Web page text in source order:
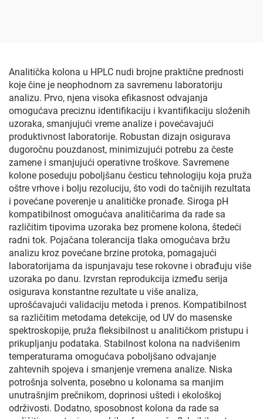
Analitička kolona u HPLC nudi brojne praktične prednosti
koje čine je neophodnom za savremenu laboratoriju
analizu. Prvo, njena visoka efikasnost odvajanja
omogućava preciznu identifikaciju i kvantifikaciju složenih
uzoraka, smanjujući vreme analize i povećavajući
produktivnost laboratorije. Robustan dizajn osigurava
dugoročnu pouzdanost, minimizujući potrebu za česte
zamene i smanjujući operativne troškove. Savremene
kolone poseduju poboljšanu česticu tehnologiju koja pruža
oštre vrhove i bolju rezoluciju, što vodi do tačnijih rezultata
i povećane poverenje u analitičke pronađe. Siroga pH
kompatibilnost omogućava analitičarima da rade sa
različitim tipovima uzoraka bez promene kolona, štedeći
radni tok. Pojačana tolerancija tlaka omogućava bržu
analizu kroz povećane brzine protoka, pomagajući
laboratorijama da ispunjavaju tese rokovne i obrađuju više
uzoraka po danu. Izvrstan reprodukcija između serija
osigurava konstantne rezultate u više analiza,
uprošćavajući validaciju metoda i prenos. Kompatibilnost
sa različitim metodama detekcije, od UV do masenske
spektroskopije, pruža fleksibilnost u analitičkom pristupu i
prikupljanju podataka. Stabilnost kolona na nadvišenim
temperaturama omogućava poboljšano odvajanje
zahtevnih spojeva i smanjenje vremena analize. Niska
potrošnja solventa, posebno u kolonama sa manjim
unutrašnjim prečnikom, doprinosi uštedi i ekološkoj
održivosti. Dodatno, sposobnost kolona da rade sa